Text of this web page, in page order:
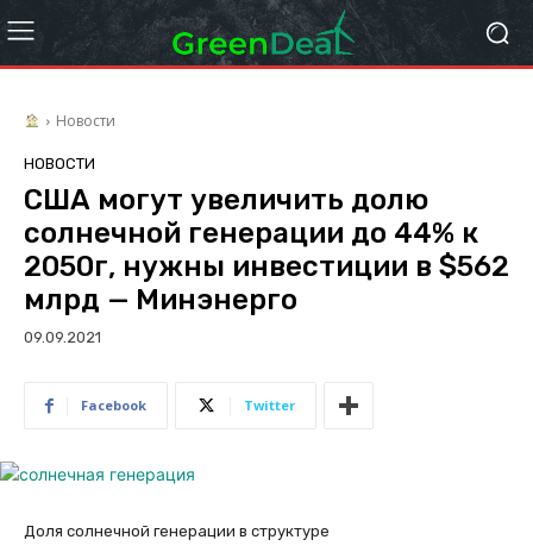
Новости
НОВОСТИ
США могут увеличить долю
солнечной генерации до 44% к
2050г, нужны инвестиции в $562
млрд — Минэнерго
09.09.2021
Facebook Twitter
Доля солнечной генерации в структуре